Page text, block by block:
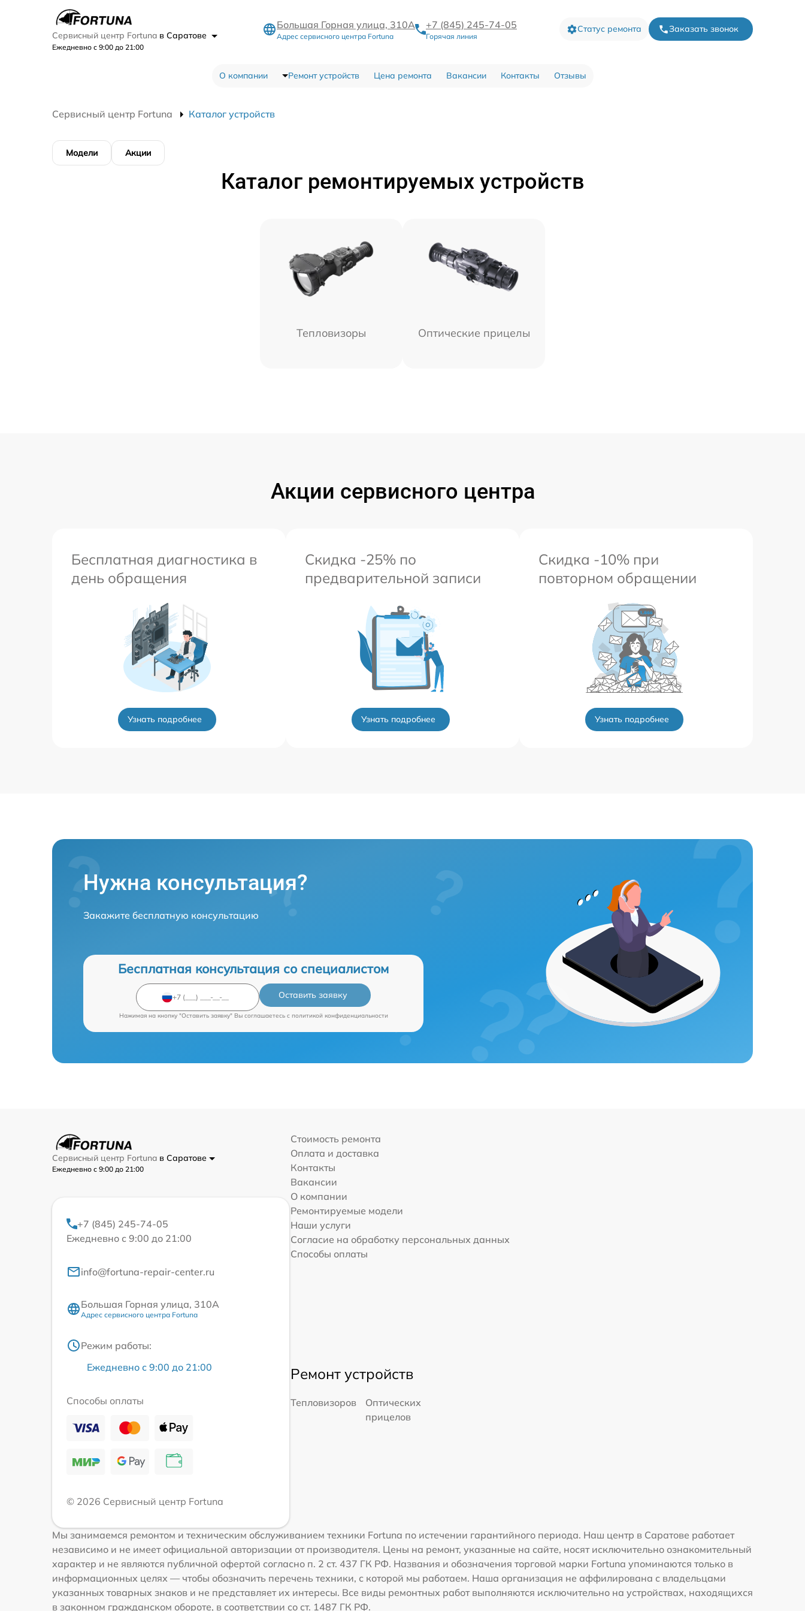
Сервисный центр Fortuna в Саратове
Ежедневно с 9:00 до 21:00
Большая Горная улица, 310А
Адрес сервисного центра Fortuna
+7 (845) 245-74-05
Горячая линия
Статус ремонта Заказать звонок
О компании Ремонт устройств Цена ремонта Вакансии Контакты Отзывы
Сервисный центр Fortuna Каталог устройств
Модели Акции
Каталог ремонтируемых устройств
Тепловизоры Оптические прицелы
Акции сервисного центра
Бесплатная диагностика в
день обращения
Узнать подробнее
Скидка -25% по
предварительной записи
Узнать подробнее
Скидка -10% при
повторном обращении
Узнать подробнее
Нужна консультация?
Закажите бесплатную консультацию
Бесплатная консультация со специалистом
Оставить заявку
Нажимая на кнопку "Оставить заявку" Вы соглашаетесь c политикой конфиденциальности
Сервисный центр Fortuna в Саратове
Ежедневно с 9:00 до 21:00
+7 (845) 245-74-05
Ежедневно с 9:00 до 21:00
info@fortuna-repair-center.ru
Большая Горная улица, 310А
Адрес сервисного центра Fortuna
Режим работы:
Ежедневно с 9:00 до 21:00
Способы оплаты
© 2026 Сервисный центр Fortuna
Стоимость ремонта
Оплата и доставка
Контакты
Вакансии
О компании
Ремонтируемые модели
Наши услуги
Согласие на обработку персональных данных
Способы оплаты
Ремонт устройств
Тепловизоров
Оптических
прицелов
Мы занимаемся ремонтом и техническим обслуживанием техники Fortuna по истечении гарантийного периода. Наш центр в Саратове работает
независимо и не имеет официальной авторизации от производителя. Цены на ремонт, указанные на сайте, носят исключительно ознакомительный
характер и не являются публичной офертой согласно п. 2 ст. 437 ГК РФ. Названия и обозначения торговой марки Fortuna упоминаются только в
информационных целях — чтобы обозначить перечень техники, с которой мы работаем. Наша организация не аффилирована с владельцами
указанных товарных знаков и не представляет их интересы. Все виды ремонтных работ выполняются исключительно на устройствах, находящихся
в законном гражданском обороте, в соответствии со ст. 1487 ГК РФ.